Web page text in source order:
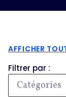
AFFICHER
Filtrer par :
Catégories